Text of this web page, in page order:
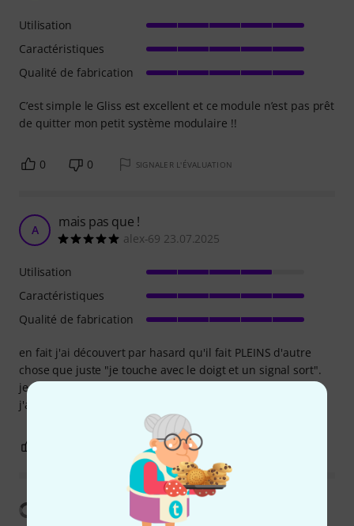
C’est simple le Gliss est excellent et ce module n’est pas prêt
de quitter mon petit système modulaire !!
Utilisation
Caractéristiques
Qualité de fabrication
0 0 SIGNALER L'ÉVALUATION
A mais pas que !
alex-69 23.07.2025
en fait j'ai découvert par hasard qu'il fait PLEINS d'autre
chose que juste "je touche avec le doigt et un signal sort".
je n'ai pas encore trouver comment l'utiliser à 100% mais
j'ai hate
Utilisation
Caractéristiques
Qualité de fabrication
SIGNALER L'ÉVALUATION